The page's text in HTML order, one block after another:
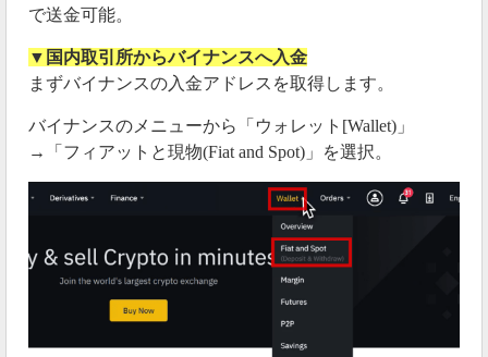
で送金可能。
▼国内取引所からバイナンスへ入金
まずバイナンスの入金アドレスを取得します。
バイナンスのメニューから「ウォレット[Wallet)」
→「フィアットと現物(Fiat and Spot)」を選択。